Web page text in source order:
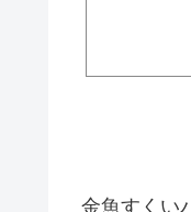
金魚すくい